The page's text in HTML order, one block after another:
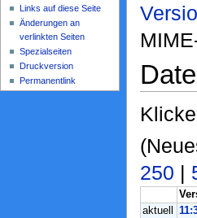
250 |
aktuell
Links auf diese Seite
Änderungen an
verlinkten Seiten
Spezialseiten
Druckversion
Permanentlink